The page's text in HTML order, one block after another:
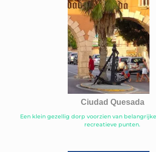
Ciudad Quesada
Een klein gezellig dorp voorzien van
recreatieve punten.